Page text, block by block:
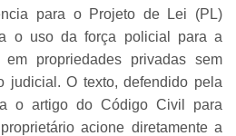
para o Projeto de Lei (PL)
o uso da força policial para a
propriedades privadas sem
judicial. O texto, defendido pela
o artigo do Código Civil para
acione diretamente a